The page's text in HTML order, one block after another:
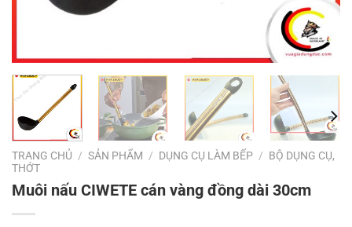
TRANG CHỦ / SẢN PHẨM / DỤNG CỤ LÀM BẾP / BỘ DỤNG CỤ,
THỚT
Muôi nấu CIWETE cán vàng đồng dài 30cm